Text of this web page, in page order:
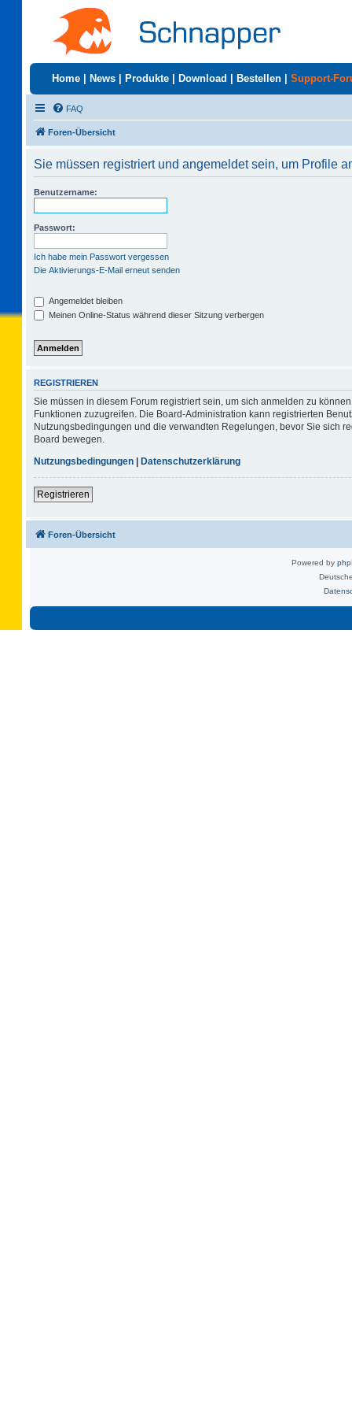
Home News Produkte Download Bestellen Support-
FAQ
Foren-Übersicht
Sie müssen registriert und angemeldet sein, um Profile
Benutzername:
Passwort:
Ich habe mein Passwort vergessen
Die Aktivierungs-E-Mail erneut senden
Angemeldet bleiben
Meinen Online-Status während dieser Sitzung verbergen
REGISTRIEREN
Sie müssen in diesem Forum registriert sein, um sich anmelden zu
Funktionen zuzugreifen. Die Board-Administration kann registrierten
Nutzungsbedingungen und die verwandten Regelungen, bevor Sie sich
Board bewegen.
Nutzungsbedingungen | Datenschutzerklärung
Registrieren
Foren-Übersicht
Powered by